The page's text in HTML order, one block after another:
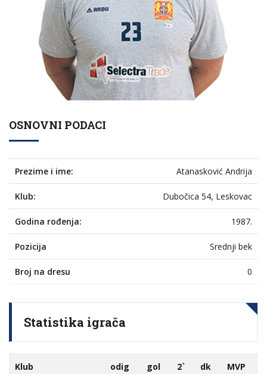
OSNOVNI PODACI
Prezime i ime: Atanasković Andrija
Klub: Dubočica 54, Leskovac
Godina rođenja: 1987.
Pozicija Srednji bek
Broj na dresu 0
Statistika igrača
Klub odig gol 2` dk MVP